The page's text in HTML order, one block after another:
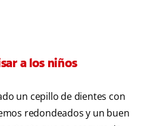
a los niños
un cepillo de dientes con
redondeados y un buen